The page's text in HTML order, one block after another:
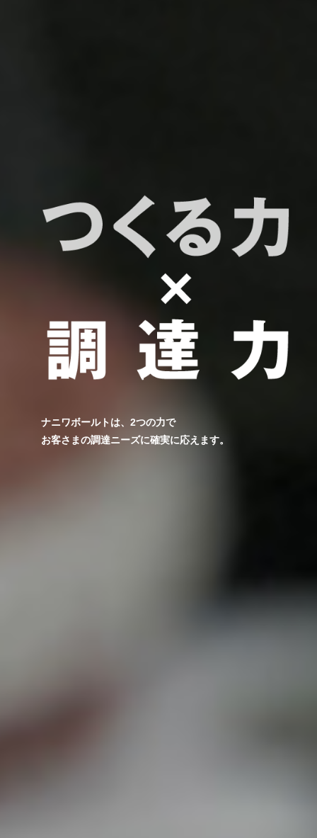
ナニワボールトは、2つの力で
お客さまの調達ニーズに確実に応えます。